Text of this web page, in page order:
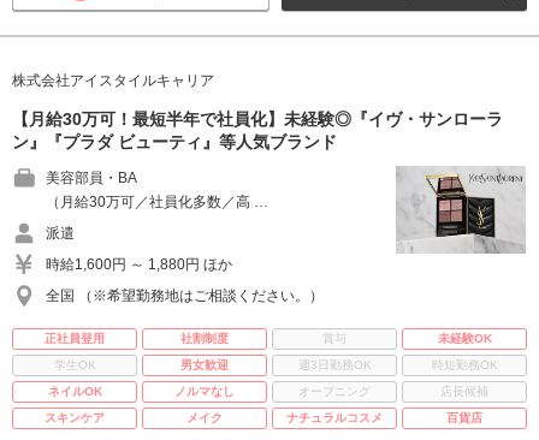
株式会社アイスタイルキャリア
【月給30万可！最短半年で社員化】未経験◎『イヴ・サンローラ
ン』『プラダ ビューティ』等人気ブランド
美容部員・BA
（月給30万可／社員化多数／高 …
派遣
時給1,600円 ～ 1,880円 ほか
全国 （※希望勤務地はご相談ください。）
正社員登用 社割制度 賞与
未経験OK
学生OK
男女歓迎 週3日勤務OK
時短勤務OK
ネイルOK
ノルマなし オープニング
店長候補
スキンケア
メイク ナチュラルコスメ 百貨店